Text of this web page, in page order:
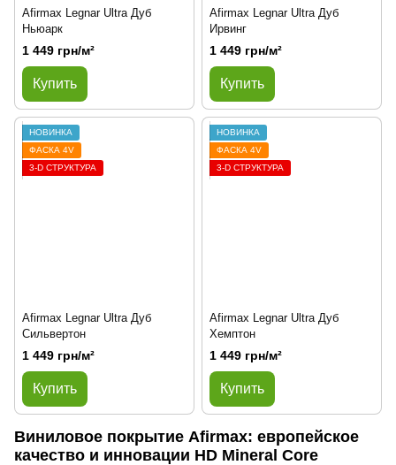
Afirmax Legnar Ultra Дуб
Ньюарк
1 449 грн/м²
Купить
Afirmax Legnar Ultra Дуб
Ирвинг
1 449 грн/м²
Купить
НОВИНКА
ФАСКА 4V
3-D СТРУКТУРА
Afirmax Legnar Ultra Дуб
Сильвертон
1 449 грн/м²
Купить
НОВИНКА
ФАСКА 4V
3-D СТРУКТУРА
Afirmax Legnar Ultra Дуб
Хемптон
1 449 грн/м²
Купить
Виниловое покрытие Afirmax: европейское
качество и инновации HD Mineral Core